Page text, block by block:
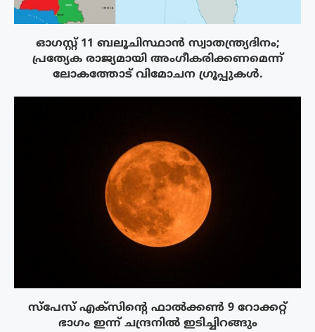
ഓഗസ്റ്റ് 11 ബലൂചിസ്ഥാൻ സ്വാതന്ത്ര്യദിനം;
പ്രത്യേക രാജ്യമായി അംഗീകരിക്കണമെന്ന്
ലോകത്തോട് വിമോചന ഗ്രൂപ്പുകൾ.
സ്‌പേസ് എക്‌സിൻ്റെ ഫാൽക്കൺ 9 റോക്കറ്റ്
ഭാഗം ഇന്ന് ചന്ദ്രനിൽ ഇടിച്ചിറങ്ങും